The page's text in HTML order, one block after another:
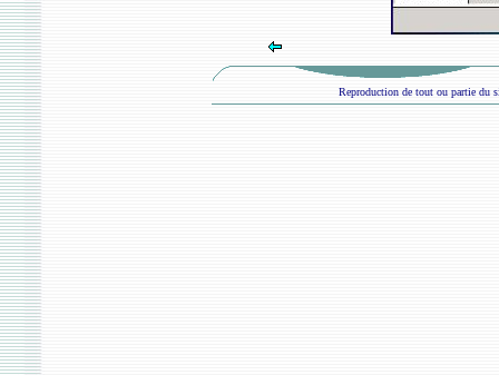
Reproduction de tout ou partie du